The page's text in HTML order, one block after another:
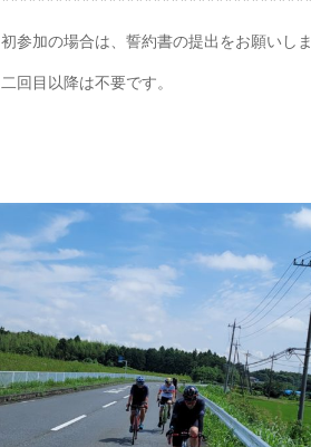
初参加の場合は、誓約書の提出をお願いし
二回目以降は不要です。